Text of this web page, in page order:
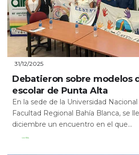
31/12/2025
Debatieron sobre modelos
escolar de Punta Alta
En la sede de la Universidad
Facultad Regional Bahía Blanca, se
diciembre un encuentro en el que...
Leer Más